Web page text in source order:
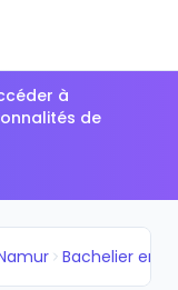
à
de
Bachelier en